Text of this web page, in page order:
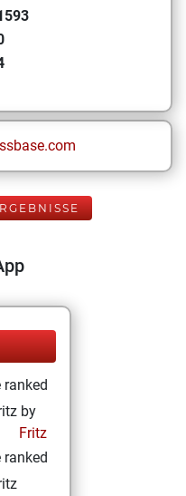
ranked
by
Fritz
ranked